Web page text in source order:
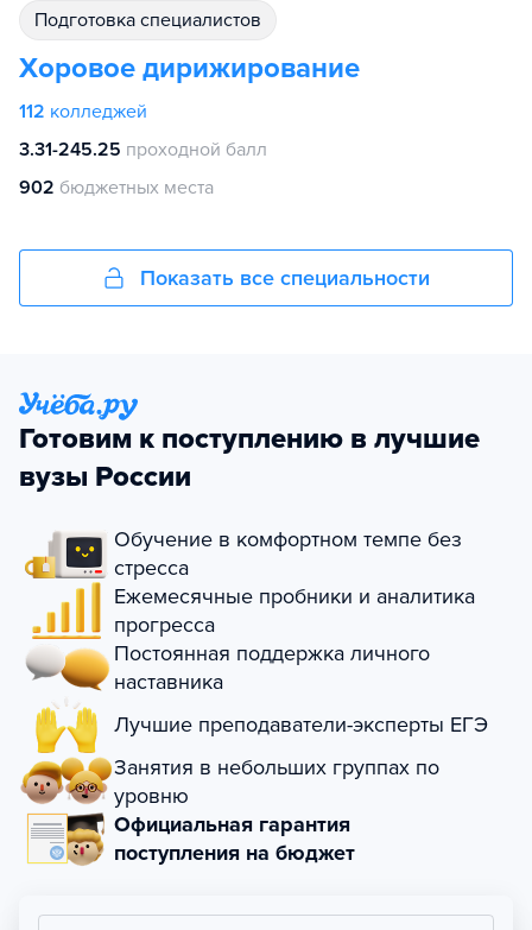
подготовка специалистов
Хоровое дирижирование
112 колледжей
3.31-245.25 проходной балл
902 бюджетных места
Показать все специальности
Готовим к поступлению в лучшие
вузы России
Обучение в комфортном темпе без
стресса
Ежемесячные пробники и аналитика
прогресса
Постоянная поддержка личного
наставника
Лучшие преподаватели-эксперты ЕГЭ
Занятия в небольших группах по
уровню
Официальная гарантия
поступления на бюджет